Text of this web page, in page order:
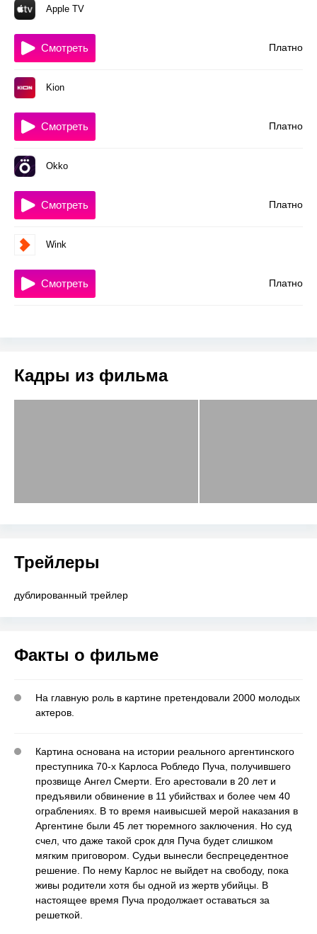
Apple TV
Платно
Смотреть
Kion
Платно
Смотреть
Okko
Платно
Смотреть
Wink
Платно
Смотреть
Кадры из фильма
Трейлеры
дублированный трейлер
Факты о фильме
На главную роль в картине претендовали 2000 молодых
актеров.
Картина основана на истории реального аргентинского
преступника 70-х Карлоса Робледо Пуча, получившего
прозвище Ангел Смерти. Его арестовали в 20 лет и
предъявили обвинение в 11 убийствах и более чем 40
ограблениях. В то время наивысшей мерой наказания в
Аргентине были 45 лет тюремного заключения. Но суд
счел, что даже такой срок для Пуча будет слишком
мягким приговором. Судьи вынесли беспрецедентное
решение. По нему Карлос не выйдет на свободу, пока
живы родители хотя бы одной из жертв убийцы. В
настоящее время Пуча продолжает оставаться за
решеткой.